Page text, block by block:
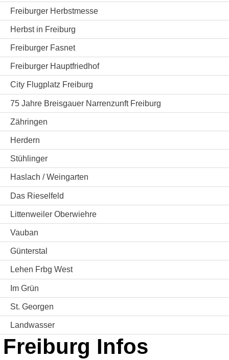
Freiburger Herbstmesse
Herbst in Freiburg
Freiburger Fasnet
Freiburger Hauptfriedhof
City Flugplatz Freiburg
75 Jahre Breisgauer Narrenzunft Freiburg
Zähringen
Herdern
Stühlinger
Haslach / Weingarten
Das Rieselfeld
Littenweiler Oberwiehre
Vauban
Günterstal
Lehen Frbg West
Im Grün
St. Georgen
Landwasser
Freiburg Infos